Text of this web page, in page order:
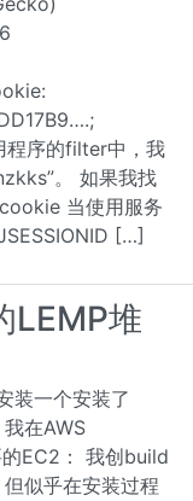
序的filter中，我
。 如果我找
当使用服务
[…]
LEMP堆
装一个安装了
在AWS
EC2： 我创build
似乎在安装过程